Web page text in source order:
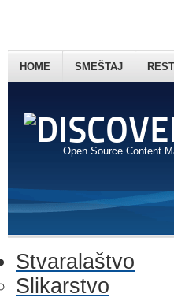
Open Source Content
HOME SMEŠTAJ
Stvaralaštvo
Slikarstvo